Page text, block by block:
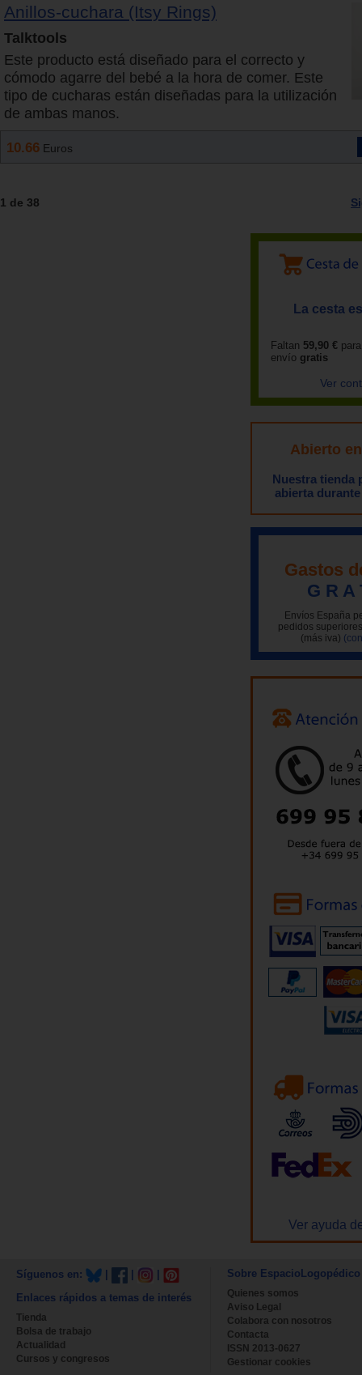
Anillos-cuchara (Itsy Rings)
Talktools
Este producto está diseñado para el correcto y
cómodo agarre del bebé a la hora de comer. Este
tipo de cucharas están diseñadas para la utilización
de ambas manos.
10.66 Euros
1 de 38
La cesta
Faltan 59,90 €
envío gratis
Ver
Abierto
Nuestra tienda
abierta
Gastos
G R A
Envíos España
pedidos
(más iva)
Ver ayuda
Síguenos en:
Enlaces rápidos a temas de interés
Tienda
Bolsa de trabajo
Actualidad
Cursos y congresos
Sobre EspacioLogopédico
Quienes somos
Aviso Legal
Colabora con nosotros
Contacta
ISSN 2013-0627
Gestionar cookies